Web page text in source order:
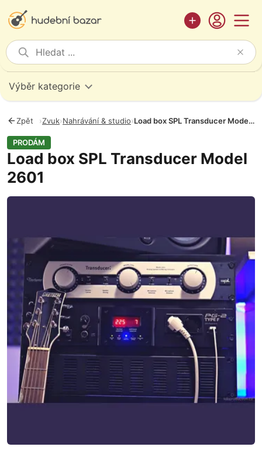
Výběr kategorie
Zpět ›Zvuk›Nahrávání & studio› Load box SPL Transducer Model 2601
PRODÁM
Load box SPL Transducer Model
2601
Fotografie